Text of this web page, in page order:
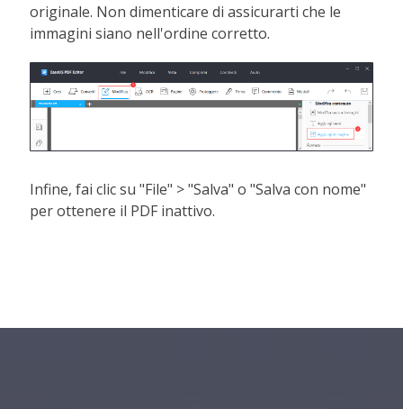
originale. Non dimenticare di assicurarti che le
immagini siano nell'ordine corretto.
Infine, fai clic su "File" > "Salva" o "Salva con nome"
per ottenere il PDF inattivo.